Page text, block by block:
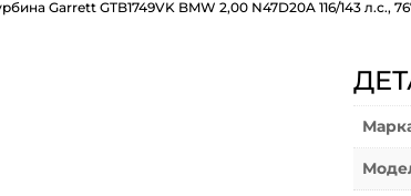
Garrett GTB1749VK BMW 2,00 N47D20A 116/143 л.с.,